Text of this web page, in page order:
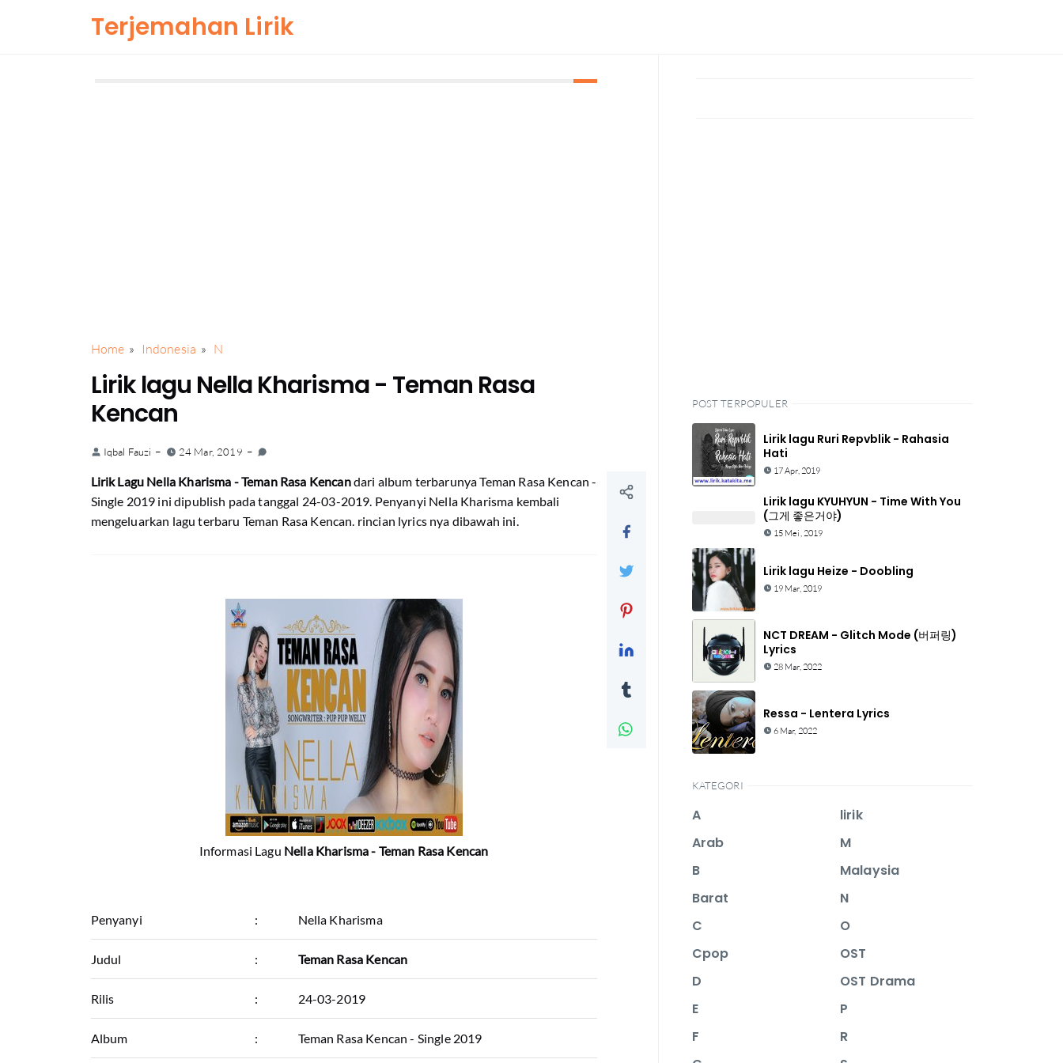
Terjemahan Lirik
Home Indonesia N
Lirik lagu Nella Kharisma - Teman Rasa
Kencan
Iqbal Fauzi 24 Mar, 2019
Lirik Lagu Nella Kharisma - Teman Rasa Kencandari album terbarunya Teman Rasa Kencan -
Single 2019 ini dipublish pada tanggal 24-03-2019. Penyanyi Nella Kharisma kembali
mengeluarkan lagu terbaru Teman Rasa Kencan. rincian lyrics nya dibawah ini.
Informasi Lagu Nella Kharisma - Teman Rasa Kencan
Penyanyi : Nella Kharisma
Judul : Teman Rasa Kencan
Rilis : 24-03-2019
Album : Teman Rasa Kencan - Single 2019
POST TERPOPULER
Lirik lagu Ruri Repvblik - Rahasia
Hati
17 Apr, 2019
Lirik lagu KYUHYUN - Time With You
(그게 좋은거야)
15 Mei, 2019
Lirik lagu Heize - Doobling
19 Mar, 2019
NCT DREAM - Glitch Mode (버퍼링)
Lyrics
28 Mar, 2022
Ressa - Lentera Lyrics
6 Mar, 2022
KATEGORI
A
Arab
B
Barat
C
Cpop
D
E
F
lirik
M
Malaysia
N
O
OST
OST Drama
P
R